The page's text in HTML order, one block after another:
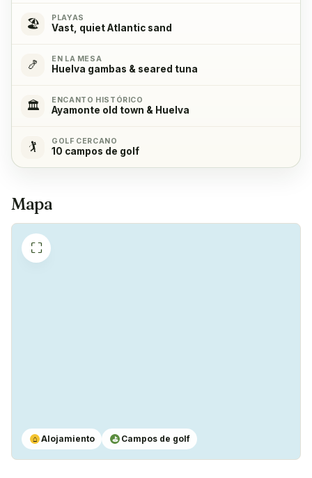
Sí
Sí
✓ Congelador
Cafetera
🏖️ PLAYAS
Vast, quiet Atlantic sand
🍤 EN LA MESA
Huelva gambas & seared tuna
🏛️ ENCANTO HISTÓRICO
Ayamonte old town & Huelva
🏌️ GOLF CERCANO
10 campos de golf
Mapa
⛶
⌂ Alojamiento ⛳ Campos de golf